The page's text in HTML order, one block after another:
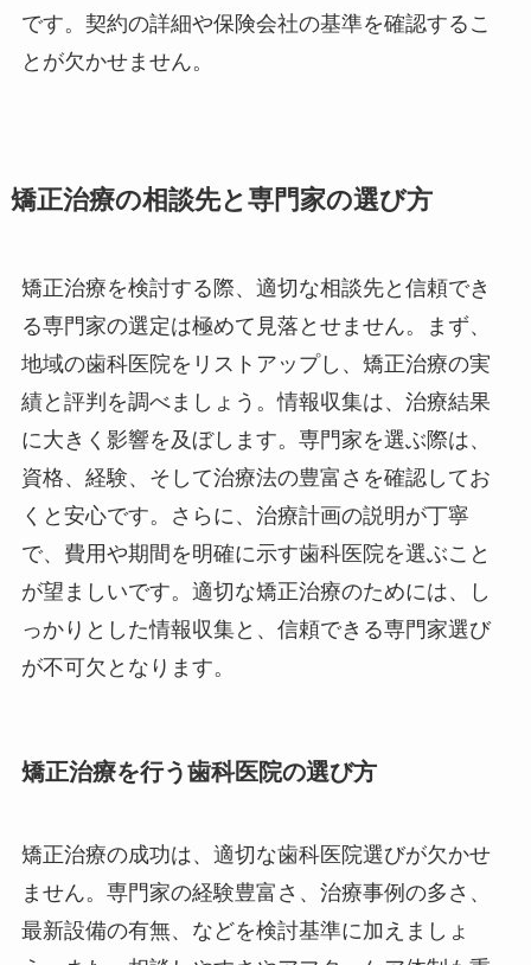
です。契約の詳細や保険会社の基準を確認するこ
とが欠かせません。
矯正治療の相談先と専門家の選び方
矯正治療を検討する際、適切な相談先と信頼でき
る専門家の選定は極めて見落とせません。まず、
地域の歯科医院をリストアップし、矯正治療の実
績と評判を調べましょう。情報収集は、治療結果
に大きく影響を及ぼします。専門家を選ぶ際は、
資格、経験、そして治療法の豊富さを確認してお
くと安心です。さらに、治療計画の説明が丁寧
で、費用や期間を明確に示す歯科医院を選ぶこと
が望ましいです。適切な矯正治療のためには、し
っかりとした情報収集と、信頼できる専門家選び
が不可欠となります。
矯正治療を行う歯科医院の選び方
矯正治療の成功は、適切な歯科医院選びが欠かせ
ません。専門家の経験豊富さ、治療事例の多さ、
最新設備の有無、などを検討基準に加えましょ